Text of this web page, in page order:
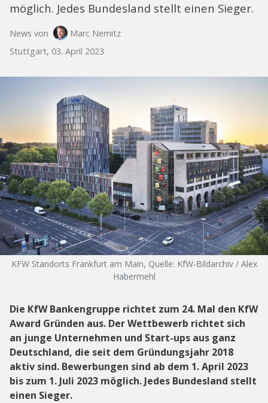
möglich. Jedes Bundesland stellt einen Sieger.
News von
Marc Nemitz
Stuttgart, 03. April 2023
KFW Standorts Frankfurt am Main, Quelle: KfW-Bildarchiv / Alex
Habermehl
Die KfW Bankengruppe richtet zum 24. Mal den KfW
Award Gründen aus. Der Wettbewerb richtet sich
an junge Unternehmen und Start-ups aus ganz
Deutschland, die seit dem Gründungsjahr 2018
aktiv sind. Bewerbungen sind ab dem 1. April 2023
bis zum 1. Juli 2023 möglich. Jedes Bundesland stellt
einen Sieger.